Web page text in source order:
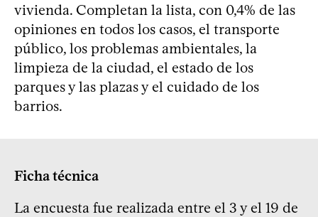
vivienda. Completan la lista, con 0,4% de las
opiniones en todos los casos, el transporte
público, los problemas ambientales, la
limpieza de la ciudad, el estado de los
parques y las plazas y el cuidado de los
barrios.
Ficha técnica
La encuesta fue realizada entre el 3 y el 19 de